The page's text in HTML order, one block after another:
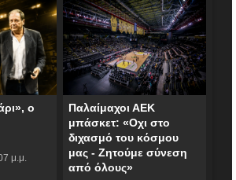
ο
μ.μ.
Παλαίμαχοι ΑΕΚ
μπάσκετ: «Οχι στο
διχασμό του κόσμου
μας - Ζητούμε σύνεση
από όλους»